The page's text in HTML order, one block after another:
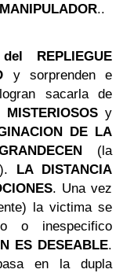
MANIPULADOR..
REPLIEGUE
y sorprenden e
sacarla de
MISTERIOSOSy
DE LA
(la
LA DISTANCIA
. Una vez
la victima se
o inespecifico
ES DESEABLE.
en la dupla